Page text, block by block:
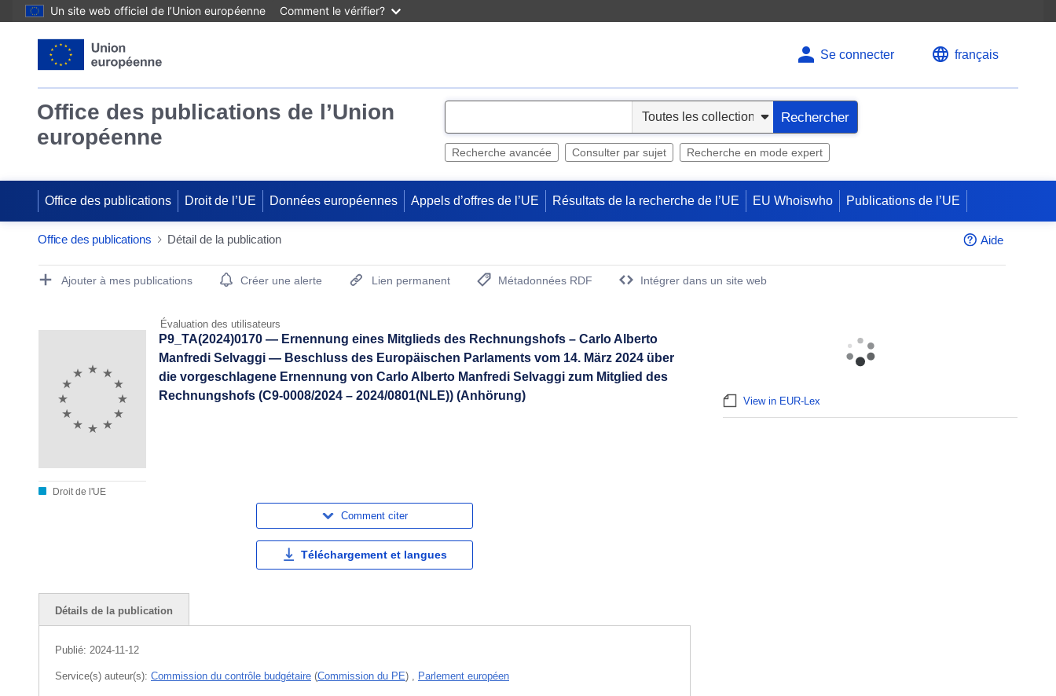
Un site web officiel de l’Union européenne Comment le vérifier?
Se connecter français
Office des publications de l’Union
européenne
e
Rechercher
Recherche avancée Consulter par sujet Recherche en mode expert
Office des publications Droit de l’UE Données européennes Appels d’offres de l’UE Résultats de la recherche de l’UE EU Whoiswho Publications de l’UE
Office des publications Détail de la publication Aide
Publication Detail Actions Portlet
Ajouter à mes publications Créer une alerte Lien permanent
Métadonnées RDF
Intégrer dans un site web
Évaluation des utilisateurs
Droit de l'UE
P9_TA(2024)0170 — Ernennung eines Mitglieds des Rechnungshofs – Carlo Alberto
Manfredi Selvaggi — Beschluss des Europäischen Parlaments vom 14. März 2024 über
die vorgeschlagene Ernennung von Carlo Alberto Manfredi Selvaggi zum Mitglied des
Rechnungshofs (C9-0008/2024 – 2024/0801(NLE)) (Anhörung)
Comment citer
Téléchargement et langues
Détails de la publication
Publié: 2024-11-12
Service(s) auteur(s): Commission du contrôle budgétaire (Commission du PE) , Parlement européen
View in EUR-Lex